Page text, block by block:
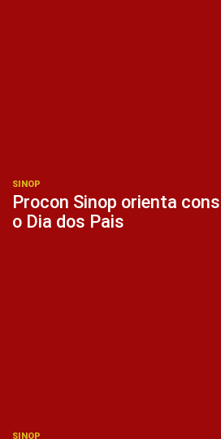
SINOP
Procon Sinop orienta
o Dia dos Pais
SINOP